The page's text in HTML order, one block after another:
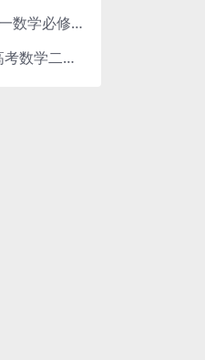
2022赵礼显高一数学必修一课程视频资源(秋季班 含讲义)百度网盘云
胡源2024届高考数学二轮寒假春季精讲 百度网盘分享